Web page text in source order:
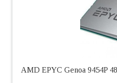
AMD EPYC Genoa 9454P